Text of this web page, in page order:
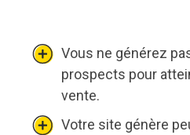
Vous ne générez
prospects pour
vente.
Votre site génère